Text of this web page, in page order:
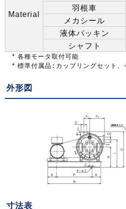
Material
羽根車
メカシール
液体パッキン
シャフト
* 各種モータ取付可能
* 標準付属品:カップリングセット
外形図
寸法表